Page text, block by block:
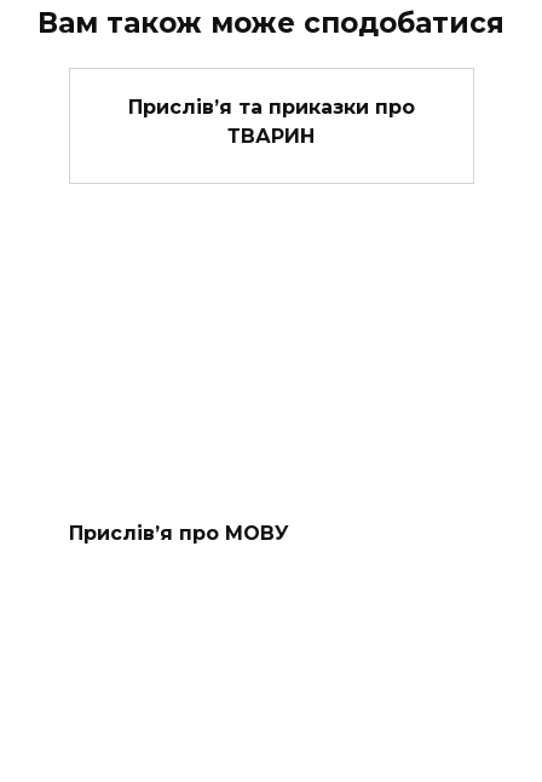
Вам також може сподобатися
Прислів’я та приказки про
ТВАРИН
Прислів’я про МОВУ